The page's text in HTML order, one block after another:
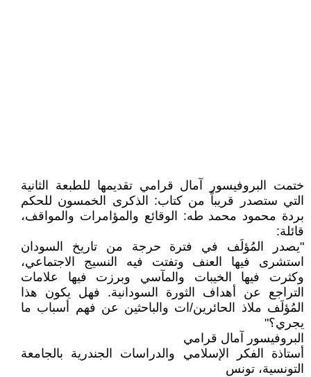
ختمت البروفيسور آمال قرامي تقديمها للطبعة الثانية
التي ستصدر قريباً من كتاب: الذكرى الخمسون للحكم
بردة محمود محمد طه: الوقائع والمؤامرات والمواقف،
قائلة:
"يصدر المُؤلَف في فترة حرجة من تاريخ السودان
استشرى فيها العنف وتفتت فيه النسيج الاجتماعي،
وكثرت فيها الخيبات والمآسي وبرزت فيها علامات
التراجع عن أهداف الثورة السودانية. فهل يكون هذا
المُؤلَف ملاذ الحائرين/ات والباحثين عن فهم أسباب ما
يجري؟"
البروفيسور آمال قرامي
أستاذة الفكر الإسلامي والدراسات الجندرية بالجامعة
التونسية، تونس